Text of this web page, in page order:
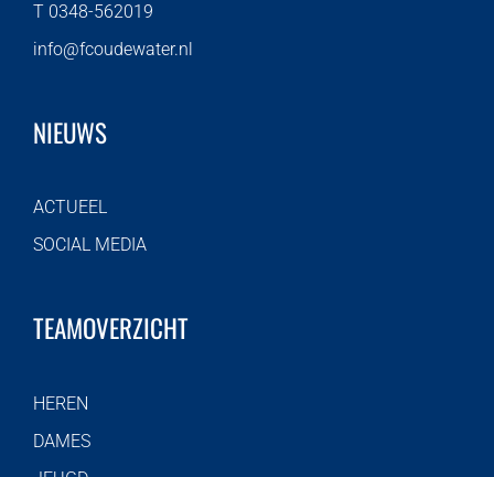
T 0348-562019
info@fcoudewater.nl
NIEUWS
ACTUEEL
SOCIAL MEDIA
TEAMOVERZICHT
HEREN
DAMES